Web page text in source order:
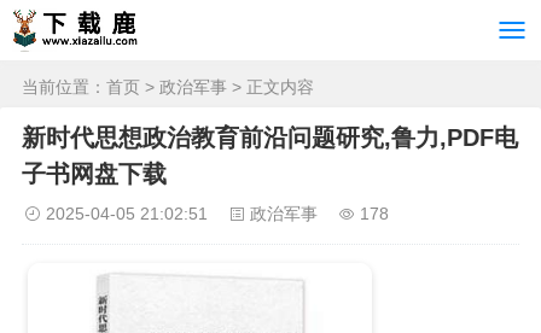
当前位置： 首页 > 政治军事 > 正文内容
新时代思想政治教育前沿问题研究,鲁力,PDF电
子书网盘下载
2025-04-05 21:02:51 政治军事 178